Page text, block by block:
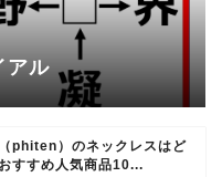
アル
phiten）のネックレスはど
すすめ人気商品10...